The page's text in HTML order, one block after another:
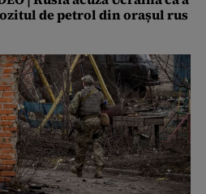
de petrol din orașul rus